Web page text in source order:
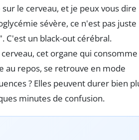
le cerveau, et je peux vous dire
sévère, ce n'est pas juste
C'est un black-out cérébral.
cet organe qui consomme
au repos, se retrouve en mode
? Elles peuvent durer bien
minutes de confusion.